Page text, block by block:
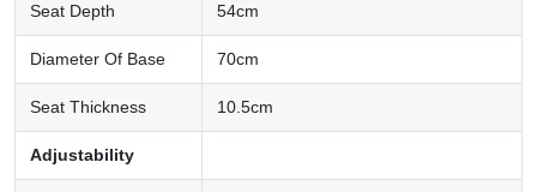
Seat Depth 54cm
Diameter Of Base 70cm
Seat Thickness 10.5cm
Adjustability